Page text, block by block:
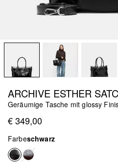
ARCHIVE ESTHER
Geräumige Tasche mit glossy
€ 349,00
Farbeschwarz